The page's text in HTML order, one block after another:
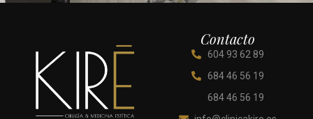
Contacto
604 93 62 89
684 46 56 19
684 46 56 19